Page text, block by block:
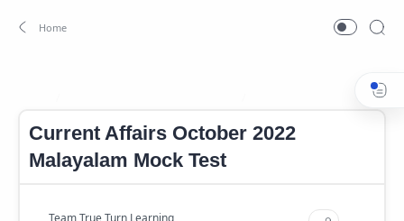
Current Affairs October
Current Affairs October 2022
Malayalam Mock Test